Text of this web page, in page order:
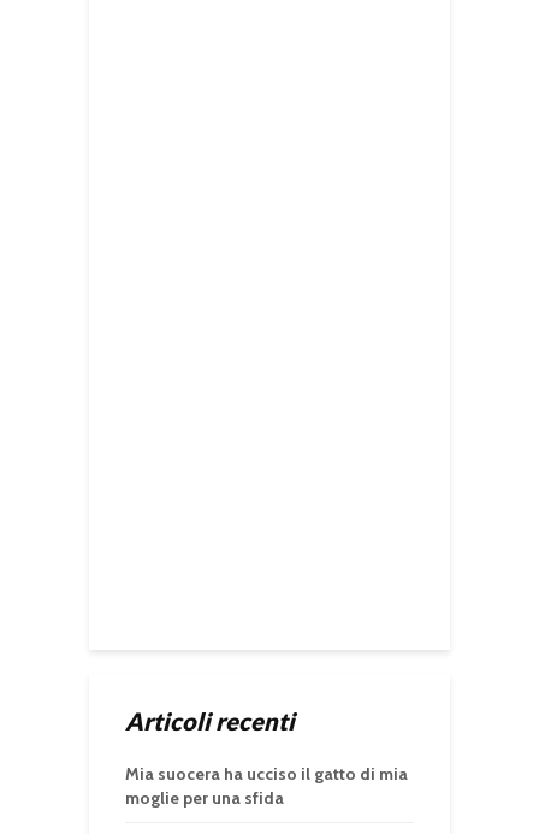
Articoli recenti
Mia suocera ha ucciso il gatto di mia
moglie per una sfida